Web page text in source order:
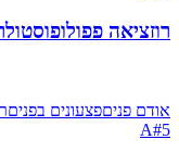
רוזציאה
אודם פניםפצעונים בפנים
A#5